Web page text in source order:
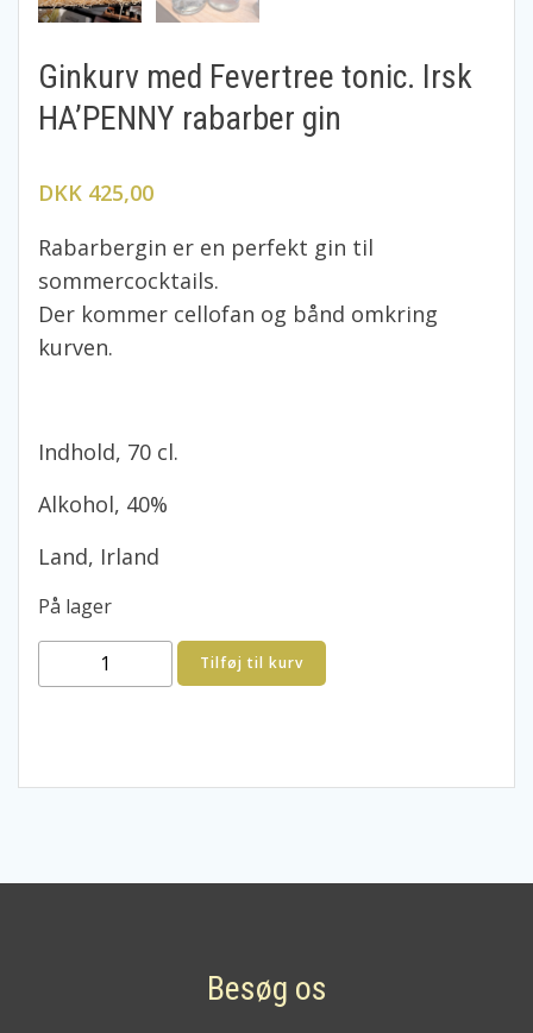
Ginkurv med Fevertree tonic. Irsk
HA’PENNY rabarber gin
DKK 425,00
Rabarbergin er en perfekt gin til
sommercocktails.
Der kommer cellofan og bånd omkring
kurven.
Indhold, 70 cl.
Alkohol, 40%
Land, Irland
På lager
Ginkurv
med
antal
Tilføj til kurv
Besøg os